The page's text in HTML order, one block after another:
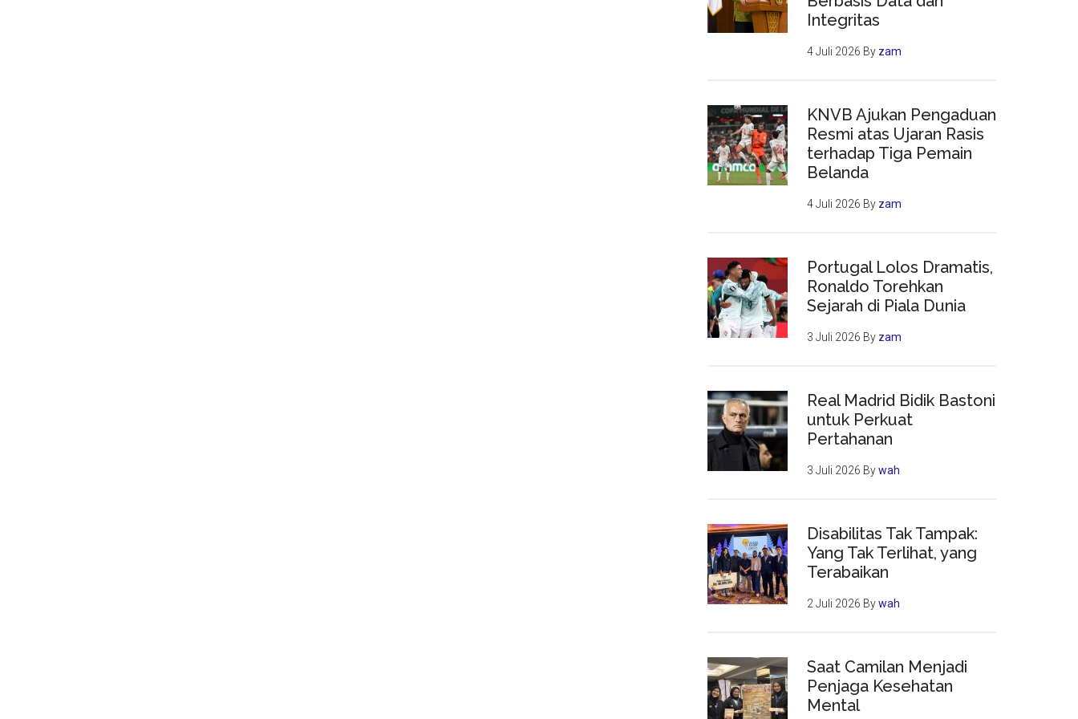
Integritas
4 Juli 2026 By zam
KNVB Ajukan Pengaduan
Resmi atas Ujaran Rasis
terhadap Tiga Pemain
Belanda
4 Juli 2026 By zam
Portugal Lolos Dramatis,
Ronaldo Torehkan
Sejarah di Piala Dunia
3 Juli 2026 By zam
Real Madrid Bidik Bastoni
untuk Perkuat
Pertahanan
3 Juli 2026 Bywah
Disabilitas Tak Tampak:
Yang Tak Terlihat, yang
Terabaikan
2 Juli 2026 Bywah
Saat Camilan Menjadi
Penjaga Kesehatan
Mental